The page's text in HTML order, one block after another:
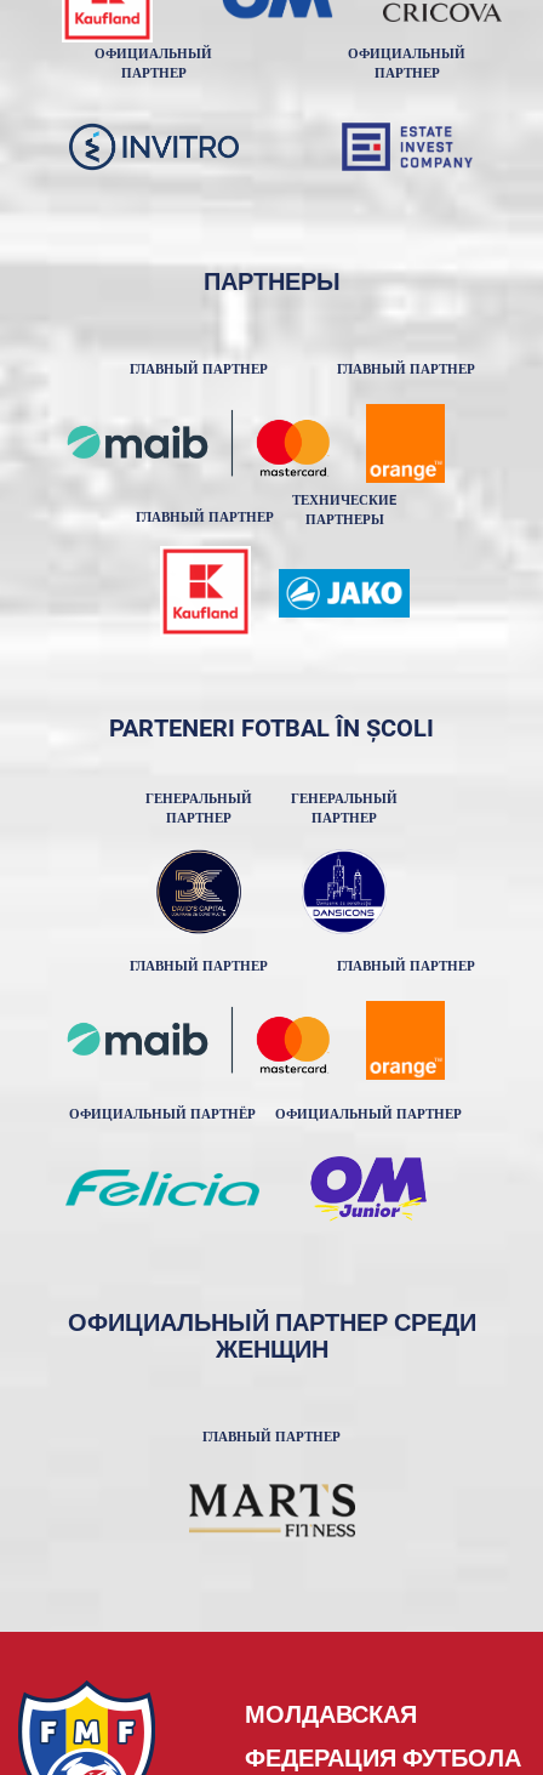
ОФИЦИАЛЬНЫЙ
ПАРТНЕР
ОФИЦИАЛЬНЫЙ
ПАРТНЕР
ПАРТНЕРЫ
ГЛАВНЫЙ ПАРТНЕР ГЛАВНЫЙ ПАРТНЕР
ГЛАВНЫЙ ПАРТНЕР
ТЕХНИЧЕСКИE
ПАРТНЕРЫ
PARTENERI FOTBAL ÎN ȘCOLI
ГЕНЕРАЛЬНЫЙ
ПАРТНЕР
ГЕНЕРАЛЬНЫЙ
ПАРТНЕР
ГЛАВНЫЙ ПАРТНЕР ГЛАВНЫЙ ПАРТНЕР
ОФИЦИАЛЬНЫЙ ПАРТНЁР ОФИЦИАЛЬНЫЙ ПАРТНЕР
ОФИЦИАЛЬНЫЙ ПАРТНЕР СРЕДИ
ЖЕНЩИН
ГЛАВНЫЙ ПАРТНЕР
МОЛДАВСКАЯ
ФЕДЕРАЦИЯ ФУТБОЛА